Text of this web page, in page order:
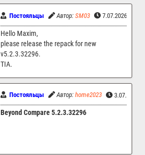
Постояльцы Автор: SM03 7.07.2026 20:24
Hello Maxim,
please release the repack for new
v5.2.3.32296.
TIA.
Постояльцы Автор: home2023 3.07.2026
Beyond Compare 5.2.3.32296